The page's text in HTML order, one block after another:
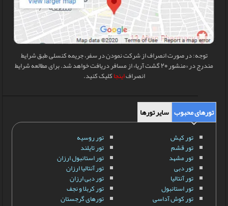
توجه: در صورت انصراف از شرکت نمودن در سفر، جریمه کنسلی طبق شرایط
مندرج در «منشور 20 گشت آریا» از مسافر دریافت خواهد شد. برای مطالعه شرایط
انصرافاینجاکلیک کنید.
تورهای محبوب سایر تورها
تور کیش
تور قشم
تور مشهد
تور دبی
تور آنتالیا
تور استانبول
تور کوش آداسی
تور روسیه
تور تایلند
تور استانبول ارزان
تور آنتالیا ارزان
تور دبی ارزان
تور کربلا و نجف
تورهای گرجستان